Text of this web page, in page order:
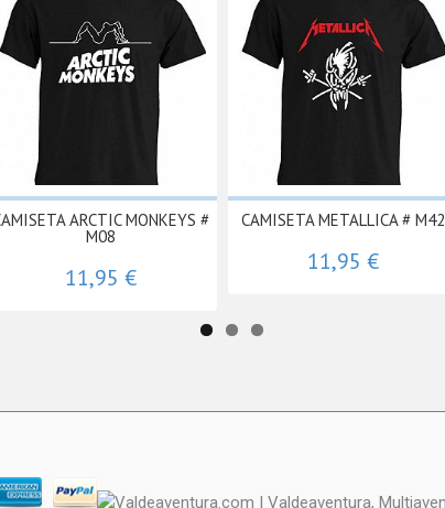
ARCTIC MONKEYS #
M08
11,95 €
CAMISETA METALLICA # M42
11,95 €